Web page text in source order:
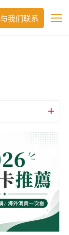
与我们联系